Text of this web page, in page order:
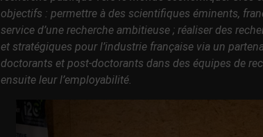
objectifs : permettre à des scientifiques éminents,
service d’une recherche ambitieuse ; réaliser des
et stratégiques pour l’industrie française via un
doctorants et post-doctorants dans des équipes de
ensuite leur l’employabilité.